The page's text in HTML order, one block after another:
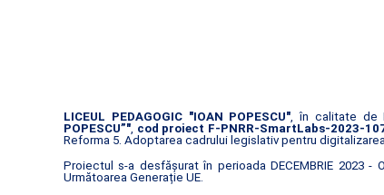
LICEUL PEDAGOGIC "IOAN POPESCU", în calitate de
POPESCU”", cod proiect F-PNRR-SmartLabs-2023-
Reforma 5. Adoptarea cadrului legislativ pentru
Proiectul s-a desfășurat în perioada DECEMBRIE 2023
Următoarea Generație UE.